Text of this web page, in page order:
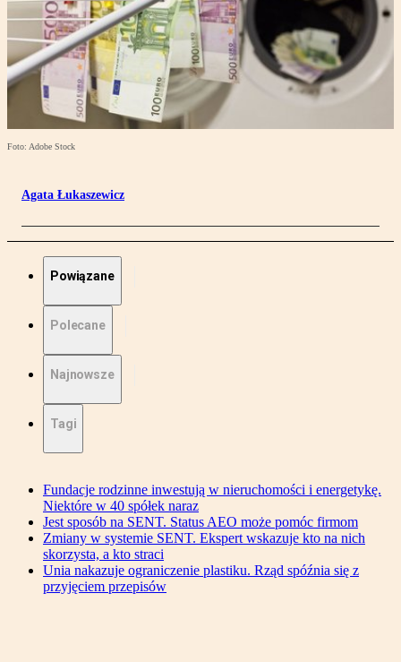
Foto: Adobe Stock
Agata Łukaszewicz
Powiązane
Polecane
Najnowsze
Tagi
Fundacje rodzinne inwestują w nieruchomości i energetykę.
Niektóre w 40 spółek naraz
Jest sposób na SENT. Status AEO może pomóc firmom
Zmiany w systemie SENT. Ekspert wskazuje kto na nich
skorzysta, a kto straci
Unia nakazuje ograniczenie plastiku. Rząd spóźnia się z
przyjęciem przepisów